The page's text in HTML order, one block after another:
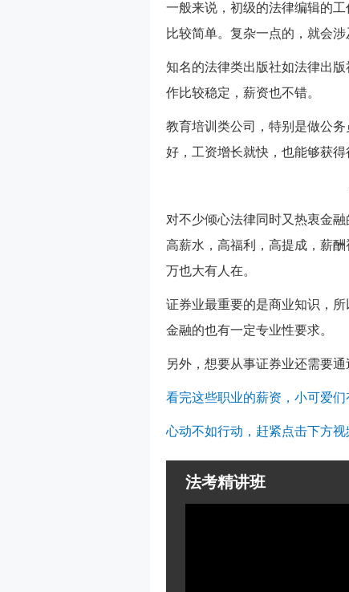
一般来说，初级的法律编辑的
比较简单。复杂一点的，就会
知名的法律类出版社如法律出
作比较稳定，薪资也不错。
教育培训类公司，特别是做公
好，工资增长就快，也能够获
对不少倾心法律同时又热衷金
高薪水，高福利，高提成，薪
万也大有人在。
证券业最重要的是商业知识，
金融的也有一定专业性要求。
另外，想要从事证券业还需要
看完这些职业的薪资，小可爱们
心动不如行动，赶紧点击下方
法考精讲班